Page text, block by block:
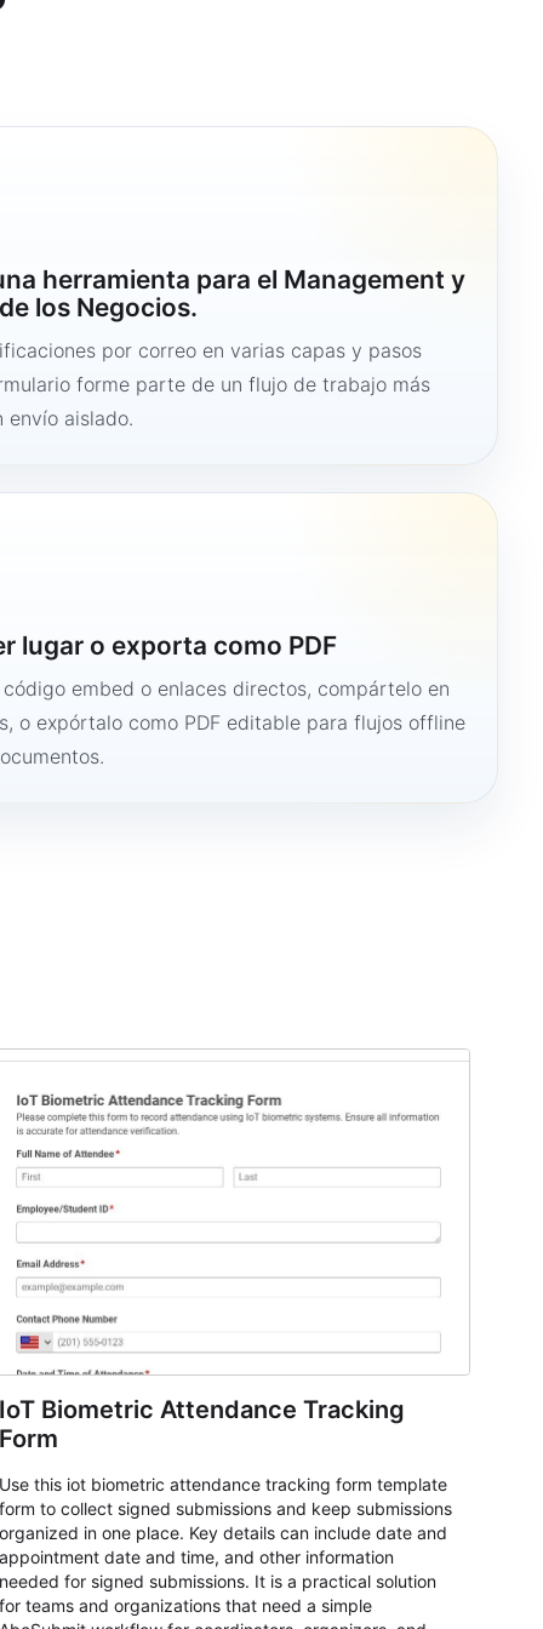
herramienta para el Management y
los Negocios.
por correo en varias capas y pasos
forme parte de un flujo de trabajo más
envío aislado.
lugar o exporta como PDF
embed o enlaces directos, compártelo en
o expórtalo como PDF editable para flujos offline
IoT Biometric Attendance Tracking
Form
Use this iot biometric attendance tracking form template
form to collect signed submissions and keep submissions
organized in one place. Key details can include date and
appointment date and time, and other information
needed for signed submissions. It is a practical solution
for teams and organizations that need a simple